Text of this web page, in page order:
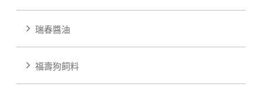
瑞春醬油
福壽狗飼料